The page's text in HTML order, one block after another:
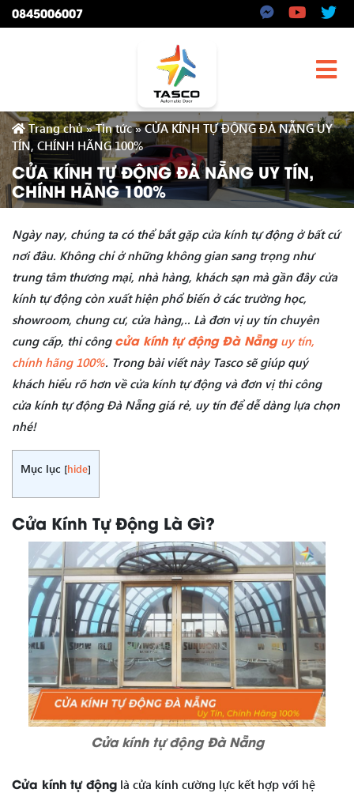
0845006007
Trang chủ»Tin tức»CỬA KÍNH TỰ ĐỘNG ĐÀ NẴNG UY
TÍN, CHÍNH HÃNG 100%
CỬA KÍNH TỰ ĐỘNG ĐÀ NẴNG UY TÍN,
CHÍNH HÃNG 100%
Ngày nay, chúng ta có thể bắt gặp cửa kính tự động ở bất cứ
nơi đâu. Không chỉ ở những không gian sang trọng như
trung tâm thương mại, nhà hàng, khách sạn mà gần đây cửa
kính tự động còn xuất hiện phổ biến ở các trường học,
showroom, chung cư, cửa hàng,.. Là đơn vị uy tín chuyên
cung cấp, thi công cửa kính tự động Đà Nẵng uy tín,
chính hãng 100%. Trong bài viết này Tasco sẽ giúp quý
khách hiểu rõ hơn về cửa kính tự động và đơn vị thi công
cửa kính tự động Đà Nẵng giá rẻ, uy tín để dễ dàng lựa chọn
nhé!
Mục lục [hide]
Cửa Kính Tự Động Là Gì?
Cửa kính tự động Đà Nẵng
Cửa kính tự động là cửa kính cường lực kết hợp với hệ